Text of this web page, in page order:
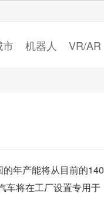
市 机器人 VR/AR
年产能将从目前的140
车将在工厂设置专用于